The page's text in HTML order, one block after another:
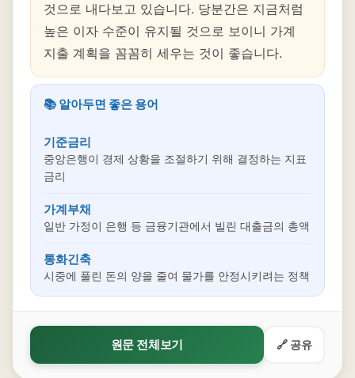
것으로 내다보고 있습니다. 당분간은 지금처럼
높은 이자 수준이 유지될 것으로 보이니 가계
지출 계획을 꼼꼼히 세우는 것이 좋습니다.
📚 알아두면 좋은 용어
기준금리
중앙은행이 경제 상황을 조절하기 위해 결정하는 지표
금리
가계부채
일반 가정이 은행 등 금융기관에서 빌린 대출금의 총액
통화긴축
시중에 풀린 돈의 양을 줄여 물가를 안정시키려는 정책
원문 전체보기 🔗 공유